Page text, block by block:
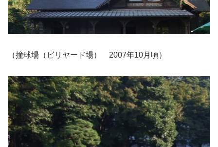
（撞球場（ビリヤード場） 2007年10月頃）